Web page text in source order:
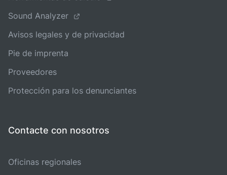
Sound Analyzer
Avisos legales y de privacidad
Pie de imprenta
Proveedores
Protección para los denunciantes
Contacte con nosotros
Oficinas regionales